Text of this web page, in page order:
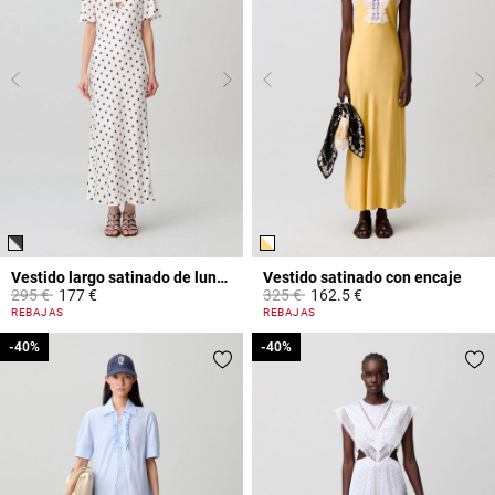
Vestido largo satinado de lunares
Price reduced from
295 €to177 €
3,7 out of 5 Customer Rating
REBAJAS
Vestido satinado con encaje
Price reduced from
325 €to162.5 €
3,2 out of 5 Customer Rating
REBAJAS
-40%
-40% -40%
-40%